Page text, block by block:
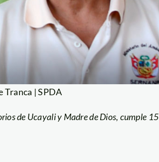
Tranca | SPDA
de Ucayali y Madre de Dios, cumple 15